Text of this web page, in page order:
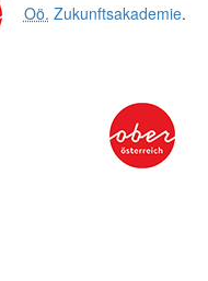
Oö. Zukunftsakademie.